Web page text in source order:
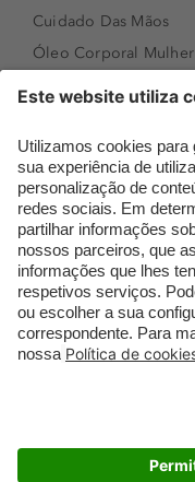
Cuidado Das Mãos
Óleo Corporal Mulher
Sérum de Rosto
Body mist & Spray
corporal
Produtos para Cabelo
Homem
Espuma de Limpeza
Facial
Dermocosmética